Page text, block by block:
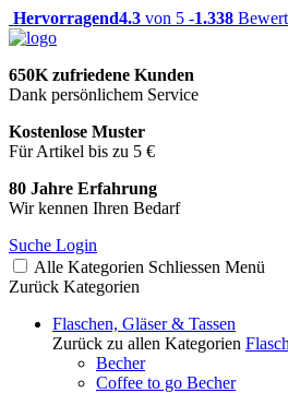
Hervorragend4.3 von 5 -1.338
650K zufriedene Kunden
Dank persönlichem Service
Kostenlose Muster
Für Artikel bis zu 5 €
80 Jahre Erfahrung
Wir kennen Ihren Bedarf
Suche Login
Alle Kategorien Schliessen Menü
Zurück Kategorien
Flaschen, Gläser & Tassen
Zurück zu allen Kategorien
Becher
Coffee to go Becher